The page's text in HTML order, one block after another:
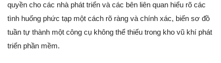
quyền cho các nhà phát triển và các bên liên quan hiểu rõ các
tình huống phức tạp một cách rõ ràng và chính xác, biến sơ đồ
tuần tự thành một công cụ không thể thiếu trong kho vũ khí phát
triển phần mềm.